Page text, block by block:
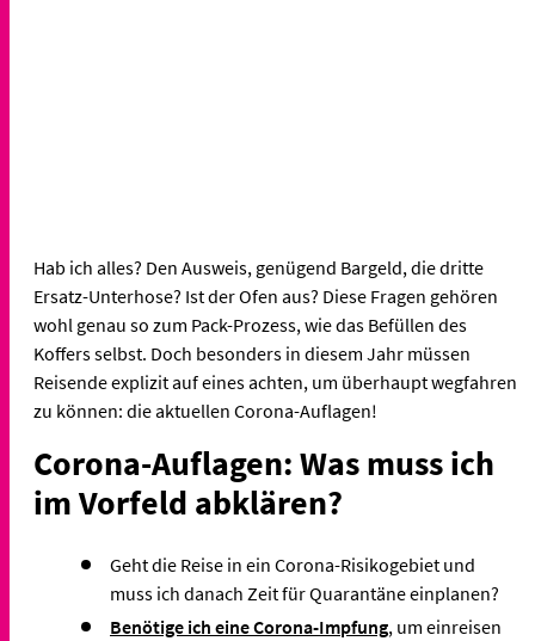
Hab ich alles? Den Ausweis, genügend Bargeld, die dritte
Ersatz-Unterhose? Ist der Ofen aus? Diese Fragen gehören
wohl genau so zum Pack-Prozess, wie das Befüllen des
Koffers selbst. Doch besonders in diesem Jahr müssen
Reisende explizit auf eines achten, um überhaupt wegfahren
zu können: die aktuellen Corona-Auflagen!
Corona-Auflagen: Was muss ich
im Vorfeld abklären?
Geht die Reise in ein Corona-Risikogebiet und
muss ich danach Zeit für Quarantäne einplanen?
Benötige ich eine Corona-Impfung, um einreisen